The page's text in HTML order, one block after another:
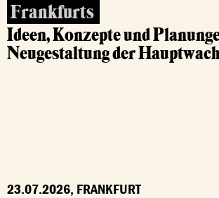
Frankfurts
Ideen, Konzepte und
Neugestaltung der
23.07.2026, FRANKFURT